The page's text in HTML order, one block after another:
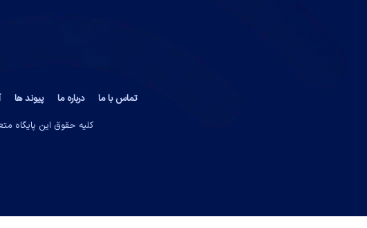
تماس با ما درباره ما پیوند ها
کلیه حقوق این پایگاه